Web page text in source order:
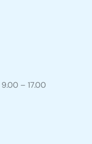
– 17.00